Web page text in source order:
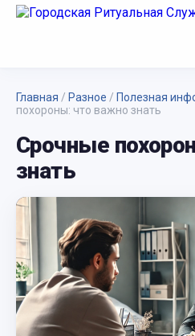
Главная / Разное / Полезная
похороны: что важно знать
Срочные
знать